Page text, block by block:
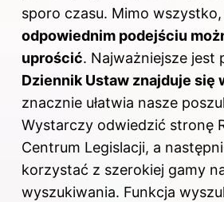
sporo czasu. Mimo
odpowiednim podejściu
uprościć. Najważniejsze jest
Dziennik Ustaw znajduje się
znacznie ułatwia nasze
Wystarczy odwiedzić stronę
Centrum Legislacji, a
korzystać z szerokiej gamy
wyszukiwania. Funkcja